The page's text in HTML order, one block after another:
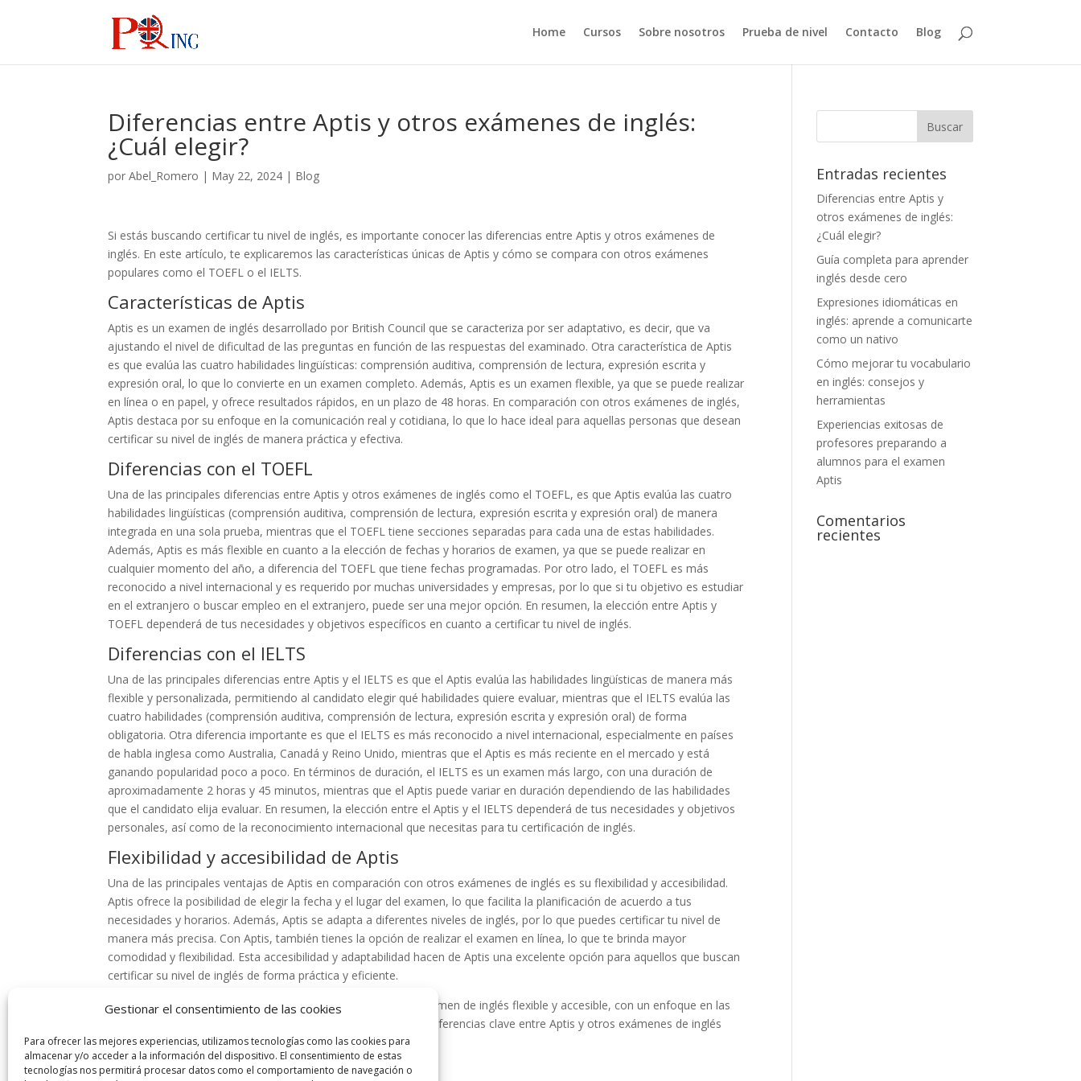
Gestionar el consentimiento de las cookies
Para ofrecer las mejores experiencias, utilizamos tecnologías como las cookies para
almacenar y/o acceder a la información del dispositivo. El consentimiento de estas
tecnologías nos permitirá procesar datos como el comportamiento de navegación o
Home Cursos Sobre nosotros Prueba de nivel Contacto Blog
Diferencias entre Aptis y otros exámenes de inglés:
¿Cuál elegir?
porAbel_Romero | May 22, 2024 | Blog
Si estás buscando certificar tu nivel de inglés, es importante conocer las diferencias entre Aptis y otros exámenes de
inglés. En este artículo, te explicaremos las características únicas de Aptis y cómo se compara con otros exámenes
populares como el TOEFL o el IELTS.
Características de Aptis
Aptis es un examen de inglés desarrollado por British Council que se caracteriza por ser adaptativo, es decir, que va
ajustando el nivel de dificultad de las preguntas en función de las respuestas del examinado. Otra característica de Aptis
es que evalúa las cuatro habilidades lingüísticas: comprensión auditiva, comprensión de lectura, expresión escrita y
expresión oral, lo que lo convierte en un examen completo. Además, Aptis es un examen flexible, ya que se puede realizar
en línea o en papel, y ofrece resultados rápidos, en un plazo de 48 horas. En comparación con otros exámenes de inglés,
Aptis destaca por su enfoque en la comunicación real y cotidiana, lo que lo hace ideal para aquellas personas que desean
certificar su nivel de inglés de manera práctica y efectiva.
Diferencias con el TOEFL
Una de las principales diferencias entre Aptis y otros exámenes de inglés como el TOEFL, es que Aptis evalúa las cuatro
habilidades lingüísticas (comprensión auditiva, comprensión de lectura, expresión escrita y expresión oral) de manera
integrada en una sola prueba, mientras que el TOEFL tiene secciones separadas para cada una de estas habilidades.
Además, Aptis es más flexible en cuanto a la elección de fechas y horarios de examen, ya que se puede realizar en
cualquier momento del año, a diferencia del TOEFL que tiene fechas programadas. Por otro lado, el TOEFL es más
reconocido a nivel internacional y es requerido por muchas universidades y empresas, por lo que si tu objetivo es estudiar
en el extranjero o buscar empleo en el extranjero, puede ser una mejor opción. En resumen, la elección entre Aptis y
TOEFL dependerá de tus necesidades y objetivos específicos en cuanto a certificar tu nivel de inglés.
Diferencias con el IELTS
Una de las principales diferencias entre Aptis y el IELTS es que el Aptis evalúa las habilidades lingüísticas de manera más
flexible y personalizada, permitiendo al candidato elegir qué habilidades quiere evaluar, mientras que el IELTS evalúa las
cuatro habilidades (comprensión auditiva, comprensión de lectura, expresión escrita y expresión oral) de forma
obligatoria. Otra diferencia importante es que el IELTS es más reconocido a nivel internacional, especialmente en países
de habla inglesa como Australia, Canadá y Reino Unido, mientras que el Aptis es más reciente en el mercado y está
ganando popularidad poco a poco. En términos de duración, el IELTS es un examen más largo, con una duración de
aproximadamente 2 horas y 45 minutos, mientras que el Aptis puede variar en duración dependiendo de las habilidades
que el candidato elija evaluar. En resumen, la elección entre el Aptis y el IELTS dependerá de tus necesidades y objetivos
personales, así como de la reconocimiento internacional que necesitas para tu certificación de inglés.
Flexibilidad y accesibilidad de Aptis
Una de las principales ventajas de Aptis en comparación con otros exámenes de inglés es su flexibilidad y accesibilidad.
Aptis ofrece la posibilidad de elegir la fecha y el lugar del examen, lo que facilita la planificación de acuerdo a tus
necesidades y horarios. Además, Aptis se adapta a diferentes niveles de inglés, por lo que puedes certificar tu nivel de
manera más precisa. Con Aptis, también tienes la opción de realizar el examen en línea, lo que te brinda mayor
comodidad y flexibilidad. Esta accesibilidad y adaptabilidad hacen de Aptis una excelente opción para aquellos que buscan
certificar su nivel de inglés de forma práctica y eficiente.
Aptis es una excelente opción para aquellos que buscan un examen de inglés flexible y accesible, con un enfoque en las
habilidades comunicativas. En este artículo, exploraremos las diferencias clave entre Aptis y otros exámenes de inglés
para ayudarte a tomar la mejor decisión.
Entradas recientes
Diferencias entre Aptis y
otros exámenes de inglés:
¿Cuál elegir?
Guía completa para aprender
inglés desde cero
Expresiones idiomáticas en
inglés: aprende a comunicarte
como un nativo
Cómo mejorar tu vocabulario
en inglés: consejos y
herramientas
Experiencias exitosas de
profesores preparando a
alumnos para el examen
Aptis
Comentarios
recientes